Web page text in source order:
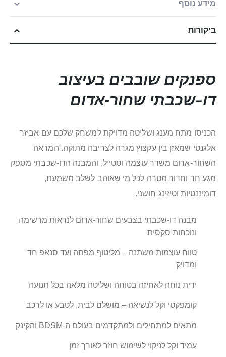
מידע נוסף
ביקורות
ספנקים שובבים בעיצוב
דו-שכבתי שחור‑אדום
הכניסו מתח מענג ושליטה מדויקת למשחק שלכם עם אביזר
אלגנטי שמאזן בין עקצוץ מגרה לצריבה מתוקה. המראה
השחור‑אדום משדר עוצמה וסטייל, והמבנה הדו‑שכבתי מספק
מגע חד וחדור מטרה לכל מי שאוהב לשלב משמעת,
דומיננטיות וטיזינג חושני.
מבנה דו‑שכבתי בצבעים שחור‑אדום לנראות מרשימה
ונוכחות סקסית
טווח עוצמות משתנה – מליטוף מפתה ועד סנאפ חד
ומדויק
ידית נוחה לאחיזה בטוחה ושליטה מלאה בכל תנועה
קומפקטי וקל לנשיאה – מושלם לבית, לטבע או לרכב
מתאים למתחילים ולמתקדמים בעולם ה‑BDSM והקינק
עמיד וקל לניקוי לשימוש חוזר לאורך זמן